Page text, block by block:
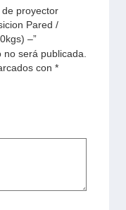
proyector
Pared /
–”
será publicada.
con *